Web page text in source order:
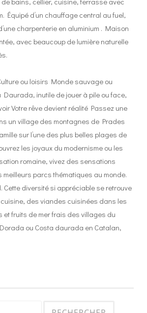
Équipé d’un chauffage central au fuel,
charpenterie en aluminium . Maison
avec beaucoup de lumière naturelle
ou loisirs Monde sauvage ou
Daurada, inutile de jouer à pile ou face,
Votre rêve devient réalité Passez une
un village des montagnes de Prades
sur l’une des plus belles plages de
les joyaux du modernisme ou les
romaine, vivez des sensations
meilleurs parcs thématiques au monde.
Cette diversité si appréciable se retrouve
des viandes cuisinées dans les
et fruits de mer frais des villages du
ou Costa daurada en Catalan,